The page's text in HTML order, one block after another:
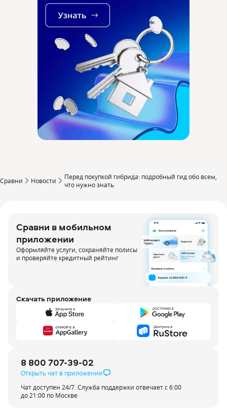
Сравни Новости
Перед покупкой гибрида: подробный гид обо всем‚
что нужно знать
Сравни в мобильном
приложении
Оформляйте услуги, сохраняйте полисы
и проверяйте кредитный рейтинг
Скачать приложение
8 800 707-39-02
Открыть чат в приложении
Чат доступен 24/7. Служба поддержки отвечает с 6:00
до 21:00 по Москве